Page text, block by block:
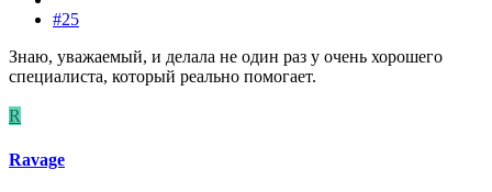
#25
Знаю, уважаемый, и делала не один раз у очень хорошего
специалиста, который реально помогает.
R
Ravage